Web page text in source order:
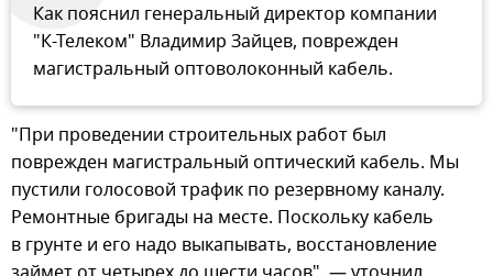
Как пояснил генеральный директор компании
"К-Телеком" Владимир Зайцев, поврежден
магистральный оптоволоконный кабель.
"При проведении строительных работ был
поврежден магистральный оптический кабель. Мы
пустили голосовой трафик по резервному каналу.
Ремонтные бригады на месте. Поскольку кабель
в грунте и его надо выкапывать, восстановление